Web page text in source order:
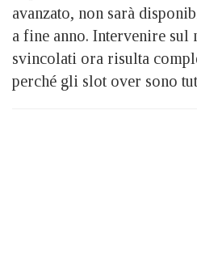
avanzato, non sarà
a fine anno. Intervenire sul
svincolati ora risulta
perché gli slot over sono